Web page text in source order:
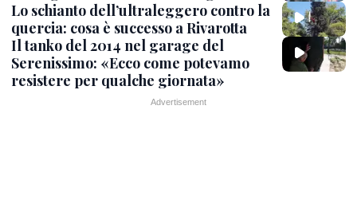
Lo schianto dell’ultraleggero contro la
quercia: cosa è successo a Rivarotta
Il tanko del 2014 nel garage del
Serenissimo: «Ecco come potevamo
resistere per qualche giornata»